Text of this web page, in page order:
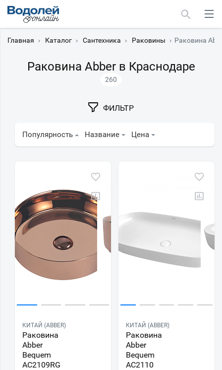
Главная › Каталог › Сантехника › Раковины › Раковина
Раковина Abber в Краснодаре
260
ФИЛЬТР
Популярность Название Цена
КИТАЙ (ABBER)
Раковина
Abber
Bequem
AC2109RG
КИТАЙ (ABBER)
Раковина
Abber
Bequem
AC2110